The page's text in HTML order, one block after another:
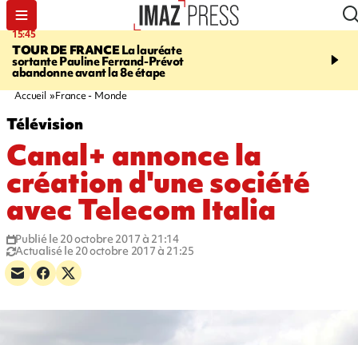
15:45
TOUR DE FRANCELa lauréate
sortante Pauline Ferrand-Prévot
abandonne avant la 8e étape
20:17
routière, concours de
Accueil France - Monde
Télévision
Canal+ annonce la
création d'une société
avec Telecom Italia
Publié le 20 octobre 2017 à 21:14
Actualisé le 20 octobre 2017 à 21:25